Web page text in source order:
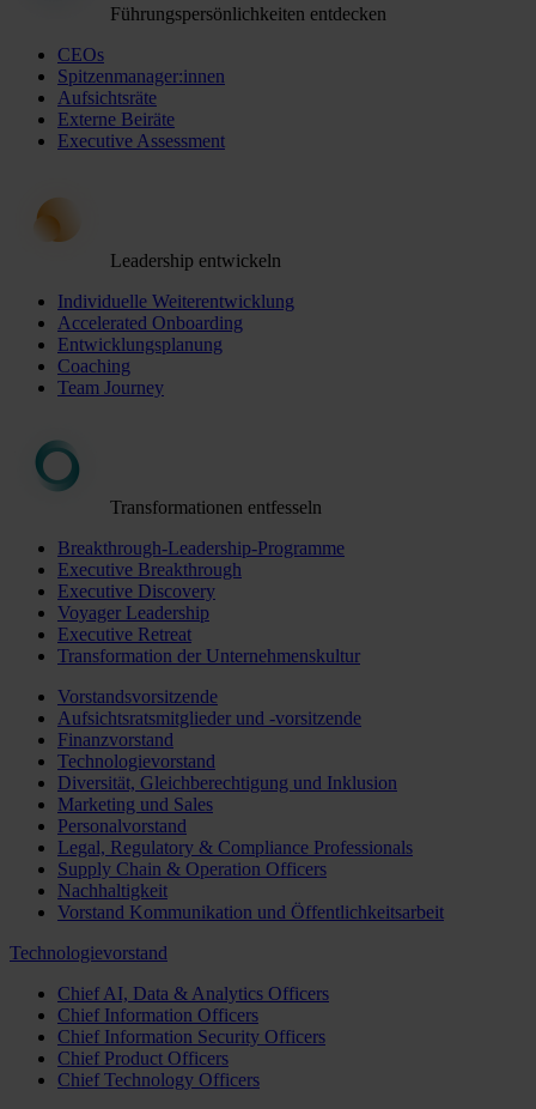
Führungspersönlichkeiten entdecken
CEOs
Spitzenmanager:innen
Aufsichtsräte
Externe Beiräte
Executive Assessment
Leadership entwickeln
Individuelle Weiterentwicklung
Accelerated Onboarding
Entwicklungsplanung
Coaching
Team Journey
Transformationen entfesseln
Breakthrough-Leadership-Programme
Executive Breakthrough
Executive Discovery
Voyager Leadership
Executive Retreat
Transformation der Unternehmenskultur
Vorstandsvorsitzende
Aufsichtsratsmitglieder und -vorsitzende
Finanzvorstand
Technologievorstand
Diversität, Gleichberechtigung und Inklusion
Marketing und Sales
Personalvorstand
Legal, Regulatory & Compliance Professionals
Supply Chain & Operation Officers
Nachhaltigkeit
Vorstand Kommunikation und Öffentlichkeitsarbeit
Technologievorstand
Chief AI, Data & Analytics Officers
Chief Information Officers
Chief Information Security Officers
Chief Product Officers
Chief Technology Officers